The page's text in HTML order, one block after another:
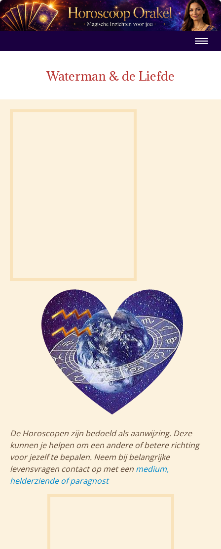
Waterman & de Liefde
De Horoscopen zijn bedoeld als aanwijzing. Deze
kunnen je helpen om een andere of betere richting
voor jezelf te bepalen. Neem bij belangrijke
levensvragen contact op met een medium,
helderziende of paragnost